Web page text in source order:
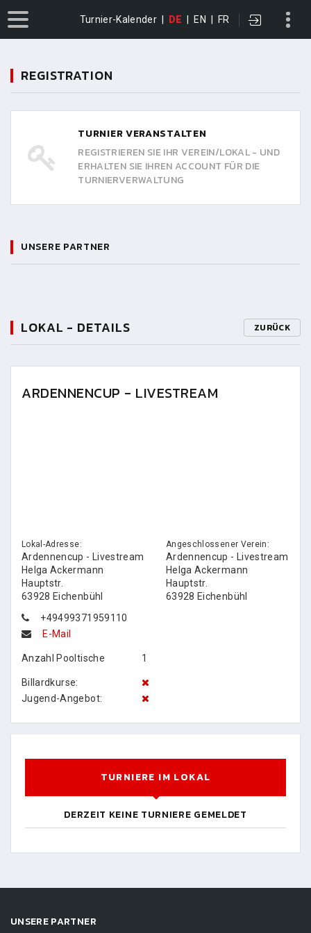
Turnier-Kalender DE EN FR
REGISTRATION
TURNIER VERANSTALTEN
REGISTRIEREN SIE IHR VEREIN/LOKAL - UND
ERHALTEN SIE IHREN ACCOUNT FÜR DIE
TURNIERVERWALTUNG
UNSERE PARTNER
LOKAL - DETAILS ZURÜCK
ARDENNENCUP - LIVESTREAM
Lokal-Adresse:
Ardennencup - Livestream
Helga Ackermann
Hauptstr.
63928 Eichenbühl
+49499371959110
E-Mail
Anzahl Pooltische 1
Billardkurse:
Jugend-Angebot:
Angeschlossener Verein:
Ardennencup - Livestream
Helga Ackermann
Hauptstr.
63928 Eichenbühl
TURNIERE IM LOKAL
DERZEIT KEINE TURNIERE GEMELDET
UNSERE PARTNER